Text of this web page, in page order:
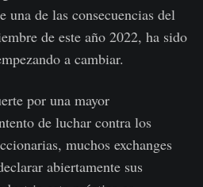
una de las consecuencias del
de este año 2022, ha sido
a cambiar.
por una mayor
de luchar contra los
muchos exchanges
abiertamente sus